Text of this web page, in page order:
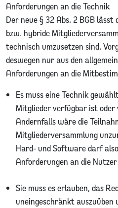
Anforderungen an die Technik
Der neue § 32 Abs. 2 BGB
bzw. hybride
technisch umzusetzen sind.
deswegen nur aus den
Anforderungen an die
Es muss eine Technik
Mitglieder verfügbar ist
Andernfalls wäre die
Mitgliederversammlung
Hard- und Software darf
Anforderungen an die
Sie muss es erlauben, das
uneingeschränkt auszuüben